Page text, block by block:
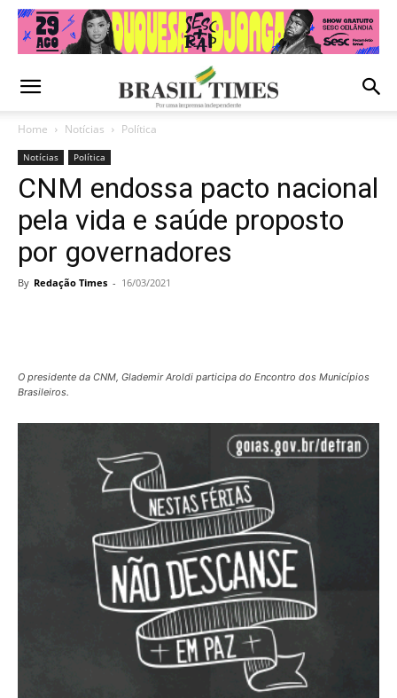
Home Notícias Política
Notícias Política
CNM endossa pacto nacional
pela vida e saúde proposto
por governadores
By Redação Times - 16/03/2021
O presidente da CNM, Glademir Aroldi participa do Encontro dos Municípios
Brasileiros.